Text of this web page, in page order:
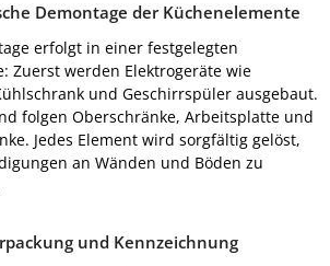
Demontage der Küchenelemente
erfolgt in einer festgelegten
Zuerst werden Elektrogeräte wie
und Geschirrspüler ausgebaut.
folgen Oberschränke, Arbeitsplatte und
Jedes Element wird sorgfältig gelöst,
an Wänden und Böden zu
und Kennzeichnung